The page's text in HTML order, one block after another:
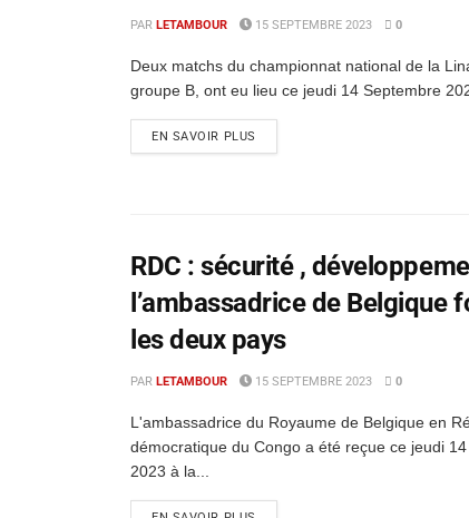
PAR LETAMBOUR 15 SEPTEMBRE 2023 0
Deux matchs du championnat national de la
groupe B, ont eu lieu ce jeudi 14 Septembre
EN SAVOIR PLUS
RDC : sécurité ,
l’ambassadrice de Belgique
les deux pays
PAR LETAMBOUR 15 SEPTEMBRE 2023 0
L'ambassadrice du Royaume de Belgique en
démocratique du Congo a été reçue ce jeudi
2023 à la...